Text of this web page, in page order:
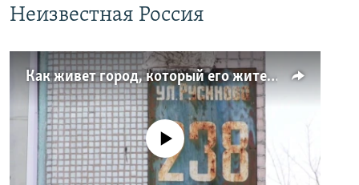
Неизвестная Россия
Как живет город, который его жители никогда не видели. Неизвестная Россия
No media source currently available